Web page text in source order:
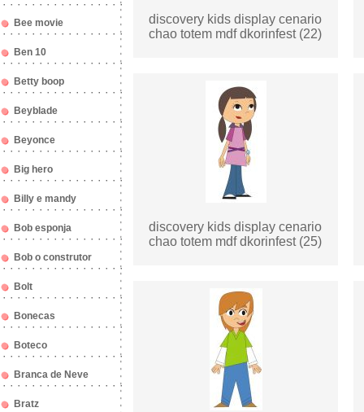
Bee movie
Ben 10
Betty boop
Beyblade
Beyonce
Big hero
Billy e mandy
Bob esponja
Bob o construtor
Bolt
Bonecas
Boteco
Branca de Neve
Bratz
discovery kids display cenario
chao totem mdf dkorinfest (22)
discovery kids display cenario
chao totem mdf dkorinfest (25)